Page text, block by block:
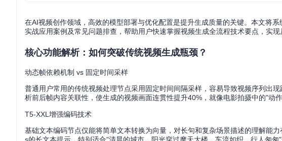
在AI视频创作领域，高效的模型部署与优化配置是提升生成质量的关键。本文将
实战应用案例及常见问题排查，帮助用户快速掌握视频生成全流程技术要点，实现
核心功能解析：如何突破传统视频生成瓶颈？
动态帧依赖机制 vs 固定时间采样
普通用户常用的传统视频处理节点采用固定时间间隔采样，容易导致视频序列出
析前后帧内容关联性，使生成的视频画面连贯性提升40%，就像电影拍摄中的"动
T5-XXL增强编码技术
基础文本编码节点仅能将简单文本转换为向量，对长句和复杂场景描述的理解能